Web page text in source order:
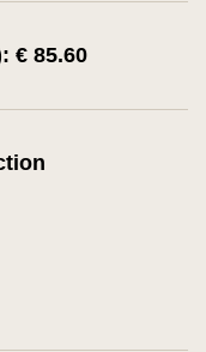
€ 85.60